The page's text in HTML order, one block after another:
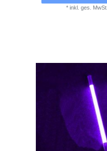
*inkl. ges. MwSt.